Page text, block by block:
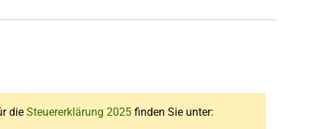
die Steuererklärung 2025 finden Sie unter: